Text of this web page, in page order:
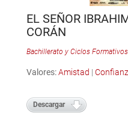
EL SEÑOR
CORÁN
Bachillerato y Ciclos Formativos
Valores:Amistad |
Descargar